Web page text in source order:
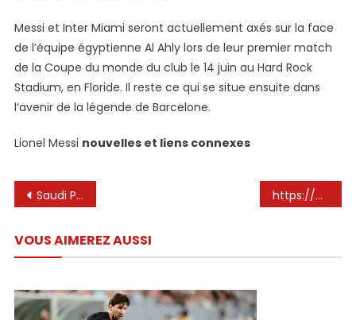
Messi et Inter Miami seront actuellement axés sur la face
de l’équipe égyptienne Al Ahly lors de leur premier match
de la Coupe du monde du club le 14 juin au Hard Rock
Stadium, en Floride. Il reste ce qui se situe ensuite dans
l’avenir de la légende de Barcelone.
Lionel Messi nouvelles et liens connexes
Navigation
l’article
Saudi Pro League Open Talks avec l’entourage de Lionel Messi sur le mouvement potentiel: Rapport https://www.youtube.com/watch%3fv%3Dyxeqwfjnw00
VOUS AIMEREZ AUSSI